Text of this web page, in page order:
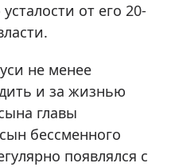
от его 20-
не менее
и за жизнью
главы
бессменного
появлялся с